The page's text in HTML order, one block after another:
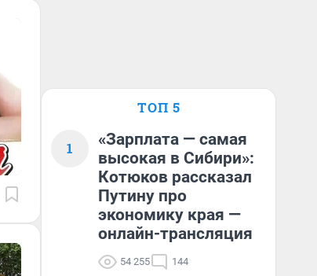
ТОП 5
1
«Зарплата — самая
высокая в Сибири»:
Котюков рассказал
Путину про
экономику края —
онлайн-трансляция
54 255 144